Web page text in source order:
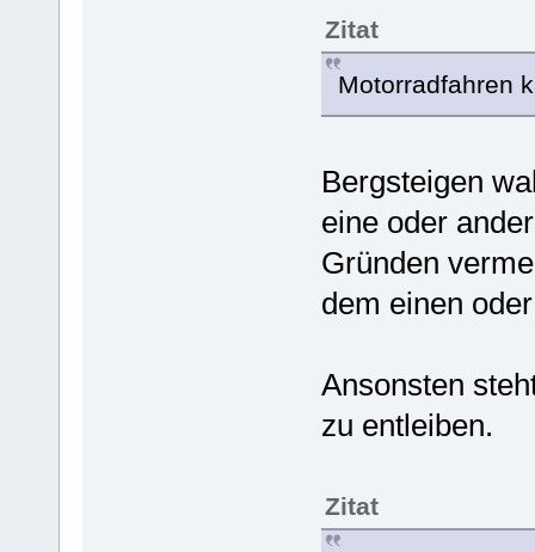
Zitat
Motorradfahren
Bergsteigen
eine oder
Gründen
dem einen
Ansonsten
zu entleiben.
Zitat